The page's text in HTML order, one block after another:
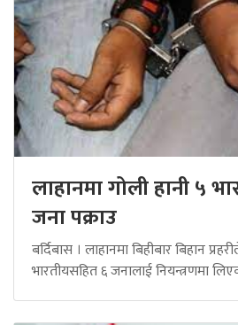
लाहानमा गोली हानी ५
जना पक्राउ
बर्दिबास । लाहानमा बिहीबार बिहान
भारतीयसहित ६ जनालाई नियन्त्रणमा